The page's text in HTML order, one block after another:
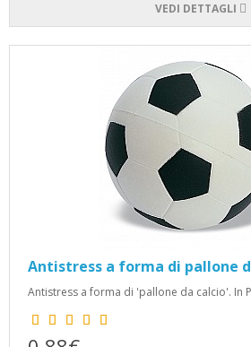
VEDI DETTAGLI
Antistress a forma di pallone
Antistress a forma di 'pallone da calcio'. In